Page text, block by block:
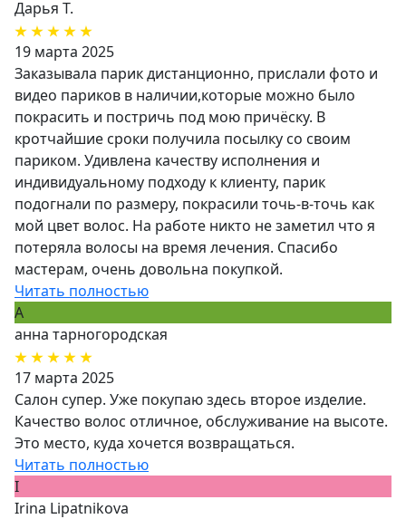
Дарья Т.
19 марта 2025
Заказывала парик дистанционно, прислали фото и
видео париков в наличии,которые можно было
покрасить и постричь под мою причёску. В
кротчайшие сроки получила посылку со своим
париком. Удивлена качеству исполнения и
индивидуальному подходу к клиенту, парик
подогнали по размеру, покрасили точь-в-точь как
мой цвет волос. На работе никто не заметил что я
потеряла волосы на время лечения. Спасибо
мастерам, очень довольна покупкой.
Читать полностью
А
анна тарногородская
17 марта 2025
Салон супер. Уже покупаю здесь второе изделие.
Качество волос отличное, обслуживание на высоте.
Это место, куда хочется возвращаться.
Читать полностью
I
Irina Lipatnikova